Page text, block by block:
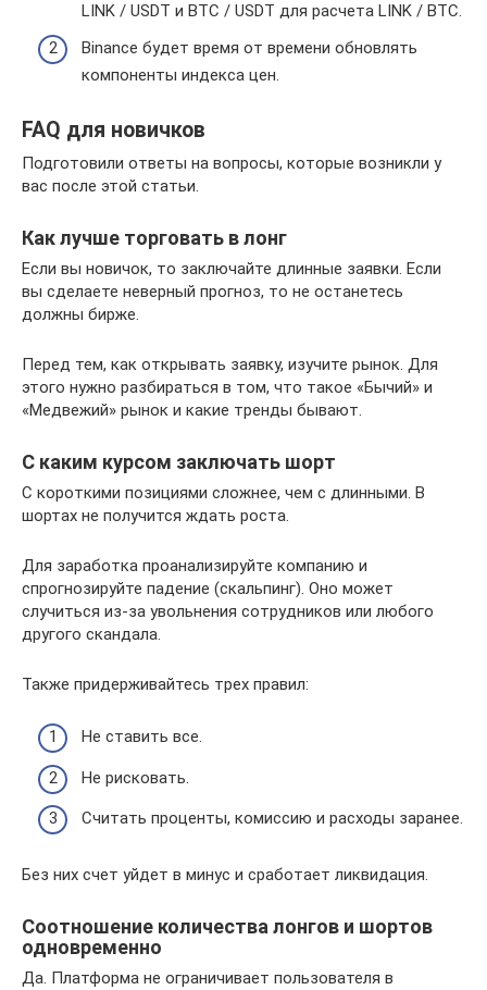
LINK / USDT и BTC / USDT для расчета LINK / BTC.
Binance будет время от времени обновлять
компоненты индекса цен.
FAQ для новичков
Подготовили ответы на вопросы, которые возникли у
вас после этой статьи.
Как лучше торговать в лонг
Если вы новичок, то заключайте длинные заявки. Если
вы сделаете неверный прогноз, то не останетесь
должны бирже.
Перед тем, как открывать заявку, изучите рынок. Для
этого нужно разбираться в том, что такое «Бычий» и
«Медвежий» рынок и какие тренды бывают.
С каким курсом заключать шорт
С короткими позициями сложнее, чем с длинными. В
шортах не получится ждать роста.
Для заработка проанализируйте компанию и
спрогнозируйте падение (скальпинг). Оно может
случиться из-за увольнения сотрудников или любого
другого скандала.
Также придерживайтесь трех правил:
Не ставить все.
Не рисковать.
Считать проценты, комиссию и расходы заранее.
Без них счет уйдет в минус и сработает ликвидация.
Соотношение количества лонгов и шортов
одновременно
Да. Платформа не ограничивает пользователя в